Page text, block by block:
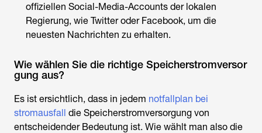
offiziellen Social-Media-Accounts der lokalen
Regierung, wie Twitter oder Facebook, um die
neuesten Nachrichten zu erhalten.
Wie wählen Sie die richtige Speicherstromversor
gung aus?
Es ist ersichtlich, dass in jedem notfallplan bei
stromausfall die Speicherstromversorgung von
entscheidender Bedeutung ist. Wie wählt man also die